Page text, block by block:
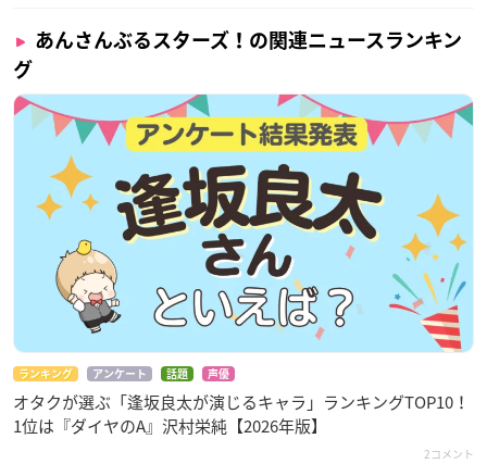
幕張公演 一般発売（先着）
2024年11月16日（土）18:00～11月21日（木）12:00
◎ローソンチケット
◎ローソン、ミニストップ店内の端末「Loppi」
※お申込みは、おひとり様につき4枚までとなります。
※一般発売は先着順となりますので、予定枚数に達し次第受付
を終了いたします。
大阪公演プレリクエスト（抽選）
2024年10月18日（金）12:00 ～ 11月25日（月）23:59
◎ローソンチケット
※お申込みは、おひとり様につき4枚までとなります。
◎当落発表：12月14日（土）12:00
◎入金期限：12月16日（月）23:00
※ご当選確認後にキャンセルをされますと今後チケットをお取
あんさんぶるスターズ！の関連ニュースランキン
グ
ランキング アンケート 話題 声優
オタクが選ぶ「逢坂良太が演じるキャラ」ランキングTOP10！
1位は『ダイヤのA』沢村栄純【2026年版】
2コメント